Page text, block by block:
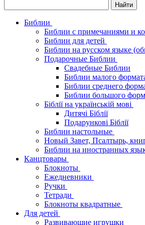
Библии
Библии с примечаниями и
Библии для детей
Библии на русском языке
Подарочные Библии
Свадебные Библии
Библии малого
Библии среднего
Библии большого
Біблії на українській мові
Дитячі Біблії
Подарункові Біблії
Библии настольные
Новый Завет, Псалтырь,
Библии на иностранных
Канцтовары
Блокноты
Ежедневники
Ручки
Тетради
Блокноты квадратные
Для детей
Развивающие игрушки